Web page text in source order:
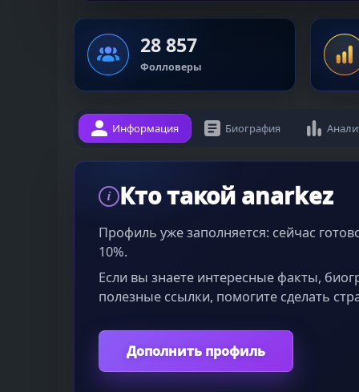
28 857
Фолловеры
Информация Биография
i Кто такой anarkez
Профиль уже заполняется: сейчас
10%.
Если вы знаете интересные факты,
полезные ссылки, помогите сделать
Дополнить профиль